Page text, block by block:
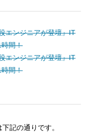
エンジニアが登壇』IT
間！
エンジニアが登壇』IT
間！
記の通りです。